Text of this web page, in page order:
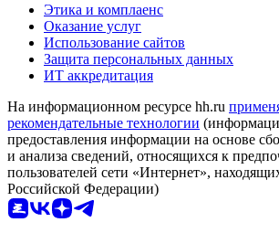
Этика и комплаенс
Оказание услуг
Использование сайтов
Защита персональных данных
ИТ аккредитация
На информационном ресурсе hh.ru
рекомендательные технологии
предоставления информации на основе
и анализа сведений, относящихся к
пользователей сети «Интернет»,
Российской Федерации)